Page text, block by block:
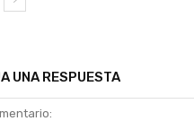
UNA RESPUESTA